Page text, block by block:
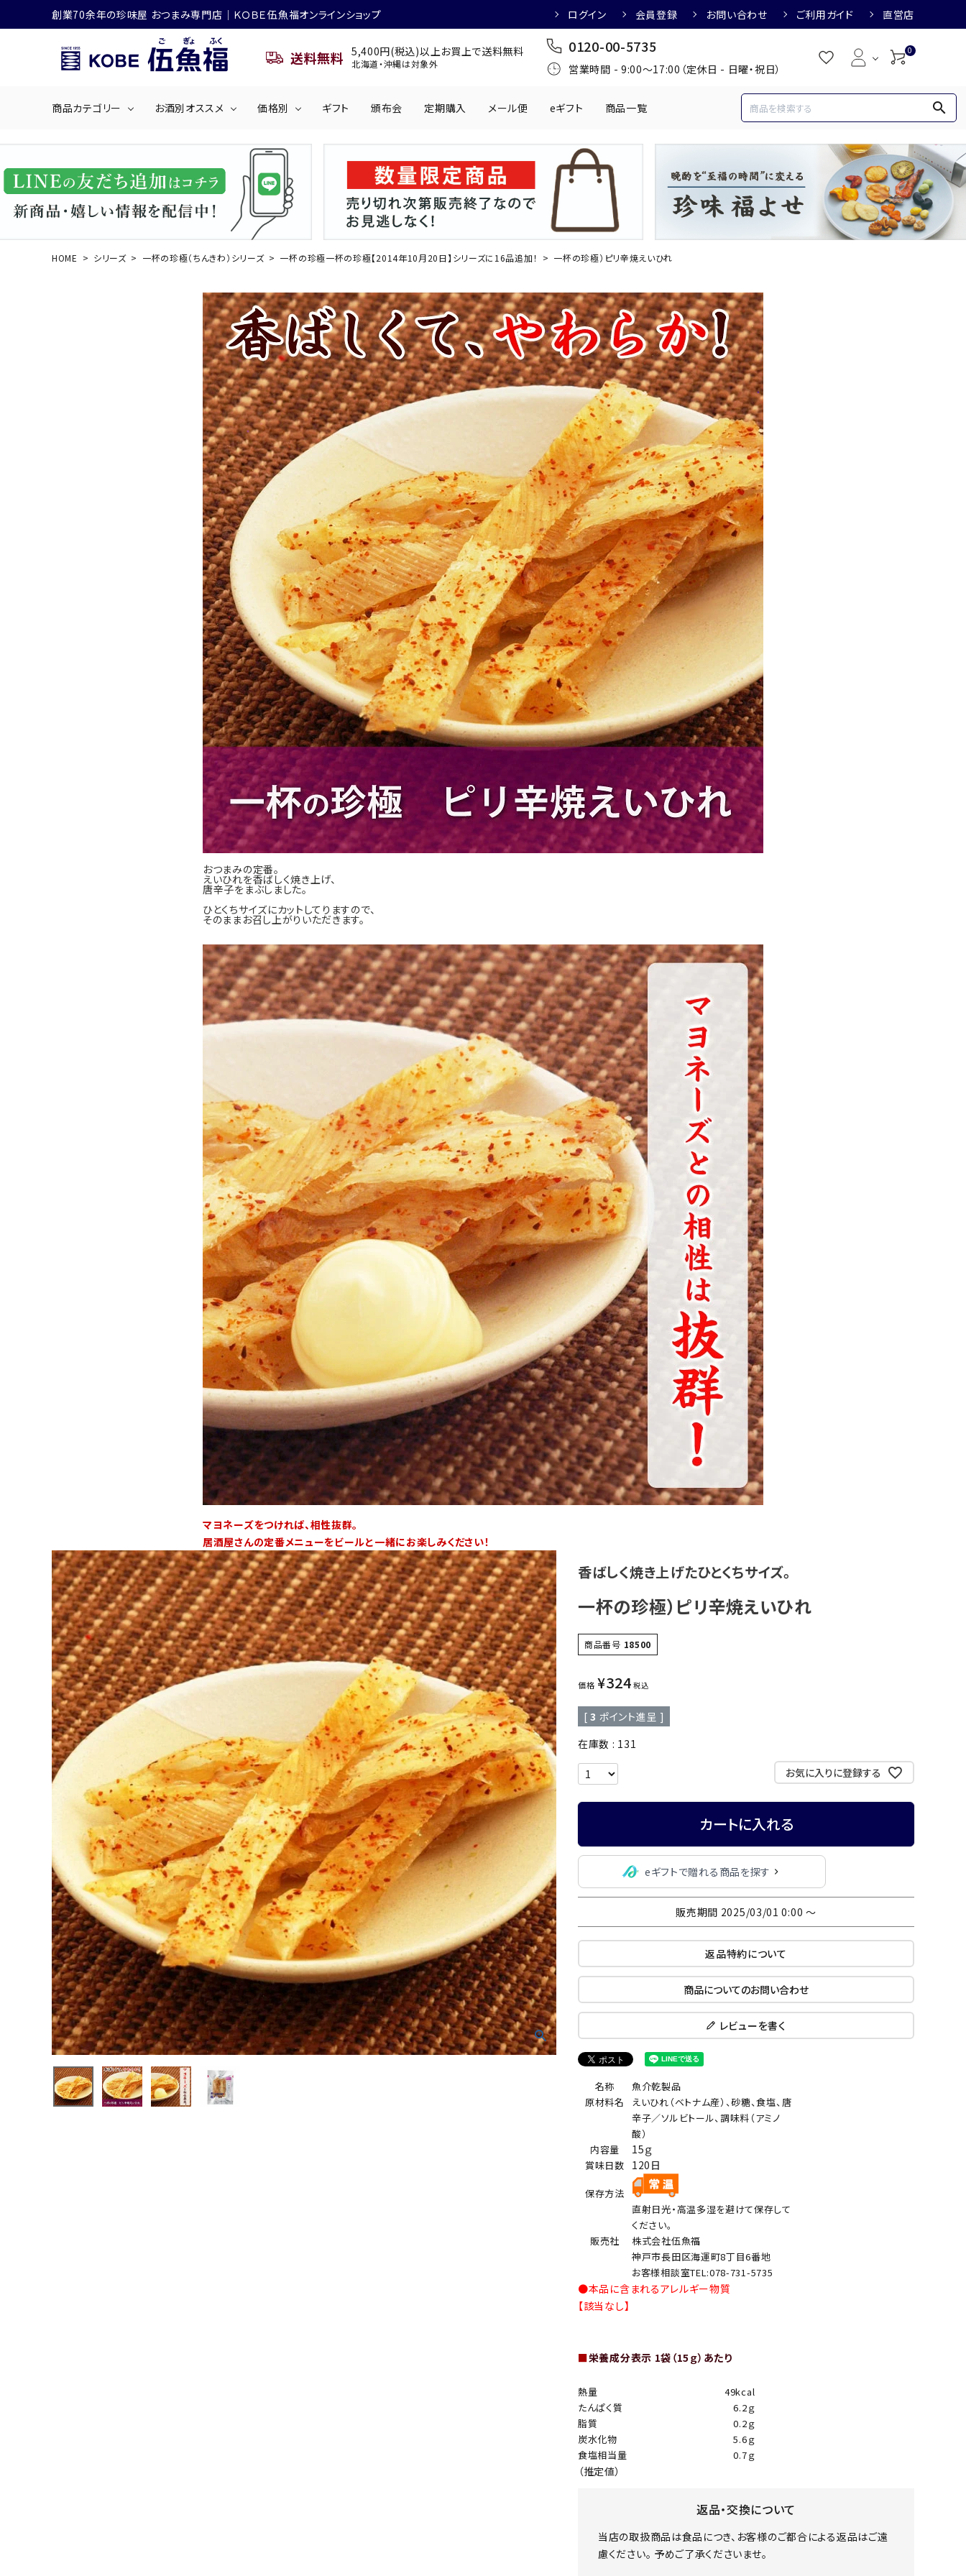
創業70余年の珍味屋 おつまみ専門店│ＫＯＢＥ伍魚福オンラインショップ ログイン 会員登録 お問い合わせ ご利用ガイド 直営店
送料無料 5,400円(税込)以上お買上で送料無料
北海道・沖縄は対象外
0120-00-5735
営業時間 - 9:00～17:00（定休日 - 日曜・祝日）
0
商品カテゴリー
くぎ煮 海産物 乳製品 かわきもの
佃煮・ごはんのおとも 丸う
お酒別オススメ
日本酒におすすめ 焼酎におすすめ
価格別
501円～1,000円 1,001円～2,000円 2,001円～3,000円 3,001円～4,000円
4,001円～5,000円 5,001円～
ギフト 頒布会 定期購入 メール便 eギフト 商品一覧 search
ACCOUNT MENU
ログイン 会員登録
HOME シリーズ 一杯の珍極（ちんきわ）シリーズ 一杯の珍極一杯の珍極【2014年10月20日】シリーズに16品追加！ 一杯の珍極）ピリ辛焼えいひれ
おつまみの定番。
えいひれを香ばしく焼き上げ、
唐辛子をまぶしました。
ひとくちサイズにカットしてりますので、
そのままお召し上がりいただきます。
マヨネーズをつければ、相性抜群。
居酒屋さんの定番メニューをビールと一緒にお楽しみください！
香ばしく焼き上げたひとくちサイズ。
一杯の珍極）ピリ辛焼えいひれ
商品番号 18500
価格 ¥324 税込
[ 3 ポイント進呈 ]
在庫数
131
お気に入りに登録する
カートに入れる
eギフトで贈れる商品を探す
販売期間 2025/03/01 0:00 〜
返品特約について
商品についてのお問い合わせ
レビューを書く
名称
魚介乾製品
原材料名
えいひれ（ベトナム産）、砂糖、食塩、唐
辛子／ソルビトール、調味料（アミノ
酸）
内容量
15ｇ
賞味日数 120日
保存方法
直射日光・高温多湿を避けて保存して
ください。
販売社
株式会社伍魚福
神戸市長田区海運町8丁目6番地
お客様相談室TEL:078-731-5735
●本品に含まれるアレルギー物質
【該当なし】
■栄養成分表示 1袋（15ｇ）あたり
熱量
49kcal
たんぱく質
6.2ｇ
脂質
0.2ｇ
炭水化物
5.6ｇ
食塩相当量
0.7ｇ
（推定値）
返品・交換について
当店の取扱商品は食品につき、お客様のご都合による返品はご遠
慮ください。 予めご了承くださいませ。